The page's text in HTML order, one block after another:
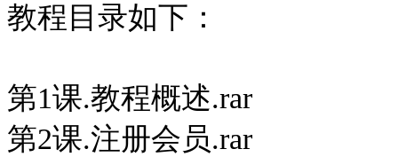
教程目录如下：
第1课.教程概述.rar
第2课.注册会员.rar